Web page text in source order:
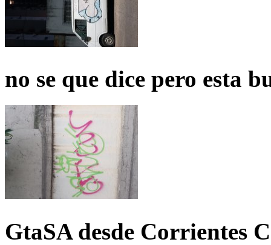
no se que dice pero esta
GtaSA desde Corrientes